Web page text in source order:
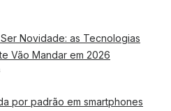
Novidade: as Tecnologias
Vão Mandar em 2026
por padrão em smartphones